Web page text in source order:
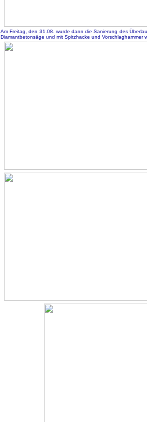
Am Freitag, den 31.08. wurde dann die Sanierung des
Diamantbetonsäge und mit Spitzhacke und